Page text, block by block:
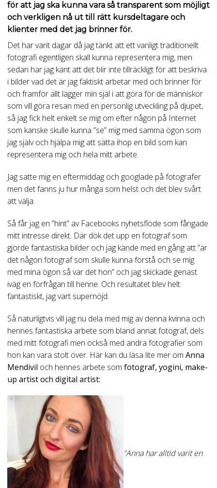
för att jag ska kunna vara så transparent som möjligt
och verkligen nå ut till rätt kursdeltagare och
klienter med det jag brinner för.
Det har varit dagar då jag tänkt att ett vanligt traditionellt
fotografi egentligen skall kunna representera mig, men
sedan har jag känt att det blir inte tillräckligt för att beskriva
i bilder vad det är jag faktiskt arbetar med och brinner för
och framför allt lägger min själ i att göra för de människor
som vill göra resan med en personlig utveckling på djupet,
så jag fick helt enkelt se mig om efter någon på Internet
som kanske skulle kunna ”se” mig med samma ögon som
jag själv och hjälpa mig att sätta ihop en bild som kan
representera mig och hela mitt arbete.
Jag satte mig en eftermiddag och googlade på fotografer
men det fanns ju hur många som helst och det blev svårt
att välja.
Så får jag en ”hint” av Facebooks nyhetsflöde som fångade
mitt intresse direkt. Där dök det upp en fotograf som
gjorde fantastiska bilder och jag kände med en gång att ”är
det någon fotograf som skulle kunna förstå och se mig
med mina ögon så var det hon” och jag skickade genast
iväg en förfrågan till henne. Och resultatet blev helt
fantastiskt, jag vart supernöjd.
Så naturligtvis vill jag nu dela med mig av denna kvinna och
hennes fantastiska arbete som bland annat fotograf, dels
med mitt fotografi men också med andra fotografier som
hon kan vara stolt över. Här kan du läsa lite mer om Anna
Mendivil och hennes arbete som fotograf, yogini, make-
up artist och digital artist:
”Anna har alltid varit en